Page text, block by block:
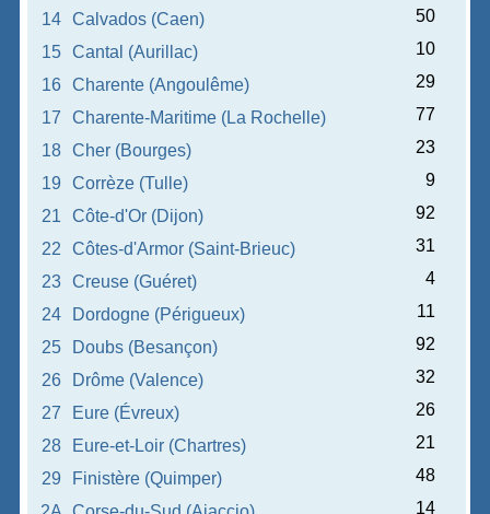
14
Calvados (Caen)
50
15
Cantal (Aurillac)
10
16
Charente (Angoulême)
29
17
Charente-Maritime (La Rochelle)
77
18
Cher (Bourges)
23
19
Corrèze (Tulle)
9
21
Côte-d'Or (Dijon)
92
22
Côtes-d'Armor (Saint-Brieuc)
31
23
Creuse (Guéret)
4
24
Dordogne (Périgueux)
11
25
Doubs (Besançon)
92
26
Drôme (Valence)
32
27
Eure (Évreux)
26
28
Eure-et-Loir (Chartres)
21
29
Finistère (Quimper)
48
14